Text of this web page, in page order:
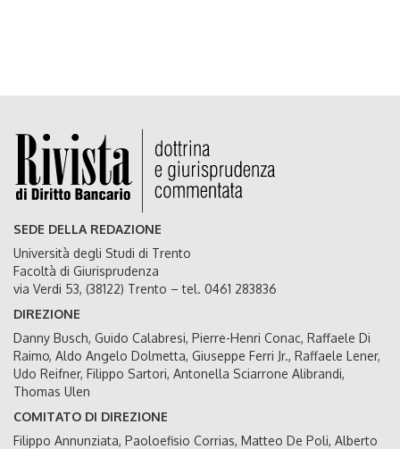
SEDE DELLA REDAZIONE
Università degli Studi di Trento
Facoltà di Giurisprudenza
via Verdi 53, (38122) Trento – tel. 0461 283836
DIREZIONE
Danny Busch, Guido Calabresi, Pierre-Henri Conac, Raffaele Di
Raimo, Aldo Angelo Dolmetta, Giuseppe Ferri Jr., Raffaele Lener,
Udo Reifner, Filippo Sartori, Antonella Sciarrone Alibrandi,
Thomas Ulen
COMITATO DI DIREZIONE
Filippo Annunziata, Paoloefisio Corrias, Matteo De Poli, Alberto